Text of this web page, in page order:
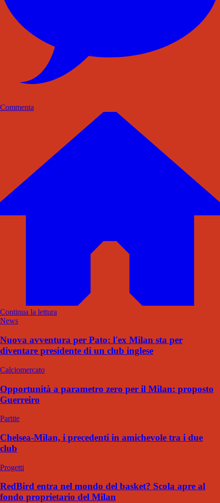
Commenta
Continua la lettura
News
Nuova avventura per Pato: l'ex Milan sta per
diventare presidente di un club inglese
Calciomercato
Opportunità a parametro zero per il Milan: proposto
Guerreiro
Partite
Chelsea-Milan, i precedenti in amichevole tra i due
club
Progetti
RedBird entra nel mondo del basket? Scola apre al
fondo proprietario del Milan